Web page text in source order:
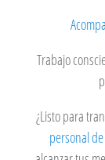
Trabajo
¿Listo para
personal